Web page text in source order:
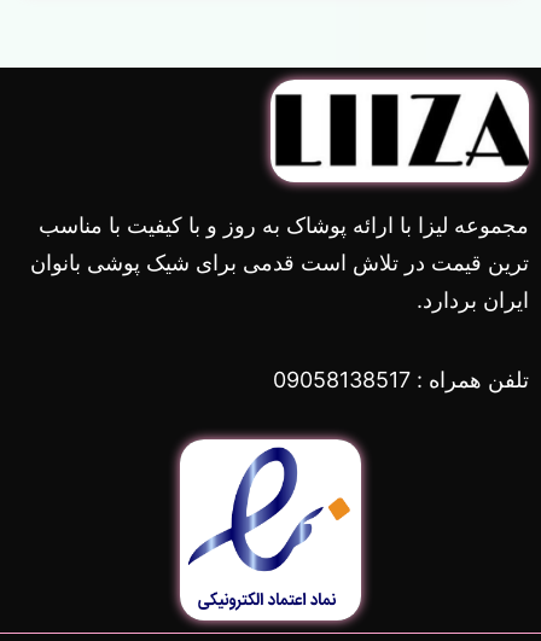
مجموعه لیزا با ارائه پوشاک به روز و با کیفیت با مناسب
ترین قیمت در تلاش است قدمی برای شیک پوشی بانوان
ایران بردارد.
تلفن همراه : 09058138517